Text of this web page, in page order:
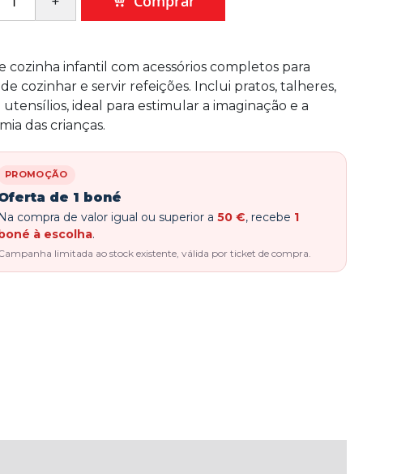
cozinha infantil com acessórios completos para
cozinhar e servir refeições. Inclui pratos, talheres,
utensílios, ideal para estimular a imaginação e a
das crianças.
PROMOÇÃO
de 1 boné
Na compra de valor igual ou superior a 50 €, recebe 1
à escolha.
limitada ao stock existente, válida por ticket de compra.